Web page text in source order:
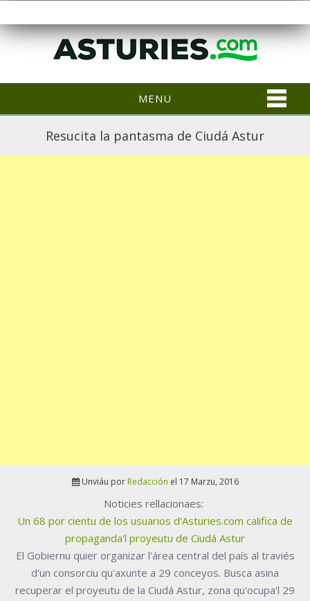
MENU
Resucita la pantasma de Ciudá Astur
Unviáu por Redacción el 17 Marzu, 2016
Noticies rellacionaes:
Un 68 por cientu de los usuarios d'Asturies.com califica de
propaganda'l proyeutu de Ciudá Astur
El Gobiernu quier organizar l'área central del país al traviés
d'un consorciu qu'axunte a 29 conceyos. Busca asina
recuperar el proyeutu de la Ciudá Astur, zona qu'ocupa'l 29